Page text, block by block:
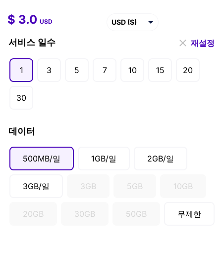
$ 3.0 –$ USD ($)
AUD ($)
서비스 일수
1 3 5 7 10 15 20
30
데이터
500MB/일 1GB/일 2GB/일
3GB/일 3GB 5GB 10GB
20GB 30GB 50GB 무제한
재설정
$ 3.0 USD